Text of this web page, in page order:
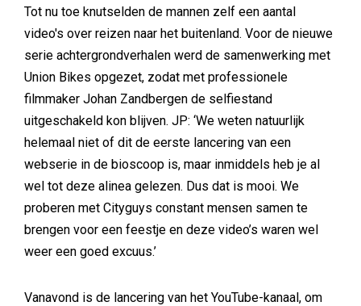
Tot nu toe knutselden de mannen zelf een aantal
video's over reizen naar het buitenland. Voor de nieuwe
serie achtergrondverhalen werd de samenwerking met
Union Bikes opgezet, zodat met professionele
filmmaker Johan Zandbergen de selfiestand
uitgeschakeld kon blijven. JP: ‘We weten natuurlijk
helemaal niet of dit de eerste lancering van een
webserie in de bioscoop is, maar inmiddels heb je al
wel tot deze alinea gelezen. Dus dat is mooi. We
proberen met Cityguys constant mensen samen te
brengen voor een feestje en deze video’s waren wel
weer een goed excuus.’
Vanavond is de lancering van het YouTube-kanaal, om